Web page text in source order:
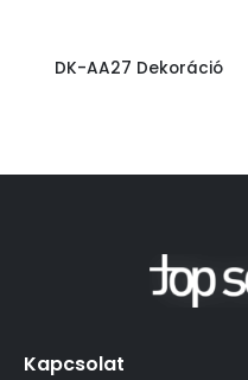
DK-AA27 Dekoráció
Kapcsolat